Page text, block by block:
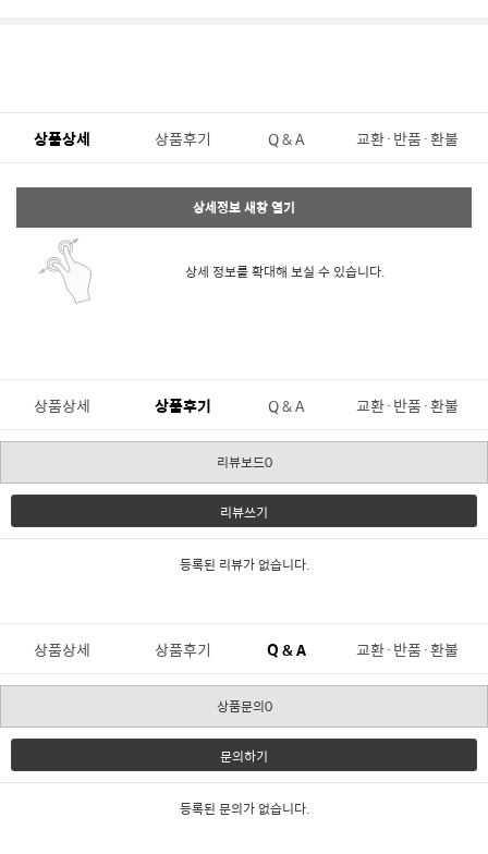
상품상세 상품후기 Q & A 교환·반품·환불
상세정보 새창 열기
상세 정보를 확대해 보실 수 있습니다.
상품상세 상품후기 Q & A 교환·반품·환불
리뷰보드0
리뷰쓰기
등록된 리뷰가 없습니다.
상품상세 상품후기 Q & A 교환·반품·환불
상품문의0
문의하기
등록된 문의가 없습니다.